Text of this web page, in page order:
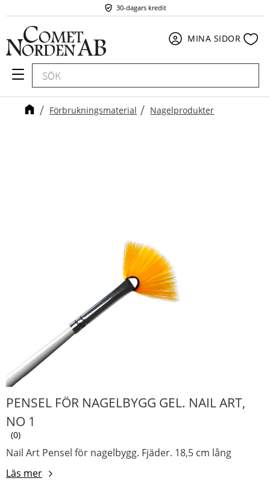
Meny
30-dagars kredit
MINA SIDOR
Förbrukningsmaterial Nagelprodukter
PENSEL FÖR NAGELBYGG GEL. NAIL ART,
NO 1
0
Nail Art Pensel för nagelbygg. Fjäder. 18,5 cm lång
Läs mer